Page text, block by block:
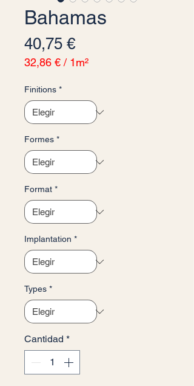
Bahamas
40,75 €Precio
32,86 € / 1m²
por
1
Metro
Finitions *
Formes *
Format *
Implantation *
Types *
Cantidad *